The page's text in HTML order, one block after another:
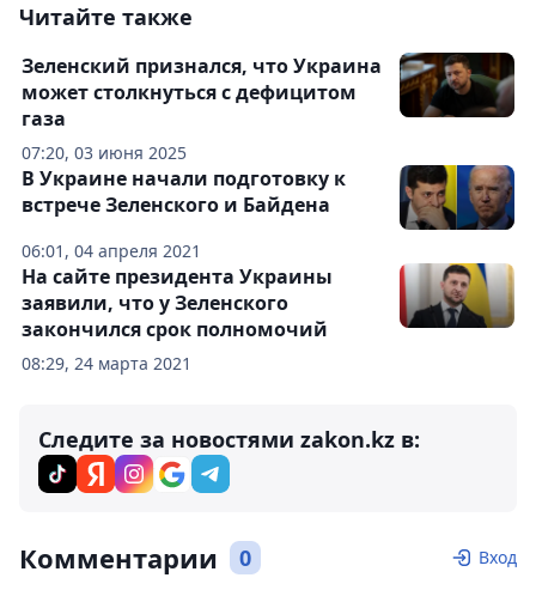
Читайте также
07:20, 03 июня 2025
Зеленский признался, что Украина
может столкнуться с дефицитом
газа
06:01, 04 апреля 2021
В Украине начали подготовку к
встрече Зеленского и Байдена
08:29, 24 марта 2021
На сайте президента Украины
заявили, что у Зеленского
закончился срок полномочий
Следите за новостями zakon.kz в:
Комментарии 0 Вход